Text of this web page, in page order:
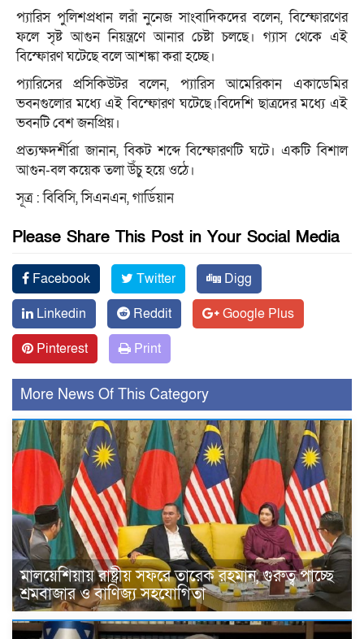
প্যারিস পুলিশপ্রধান লরাঁ নুনেজ সাংবাদিকদের বলেন, বিস্ফোরণের
ফলে সৃষ্ট আগুন নিয়ন্ত্রণে আনার চেষ্টা চলছে। গ্যাস থেকে এই
বিস্ফোরণ ঘটেছে বলে আশঙ্কা করা হচ্ছে।
প্যারিসের প্রসিকিউটর বলেন, প্যারিস আমেরিকান একাডেমির
ভবনগুলোর মধ্যে এই বিস্ফোরণ ঘটেছে।বিদেশি ছাত্রদের মধ্যে এই
ভবনটি বেশ জনপ্রিয়।
প্রত্যক্ষদর্শীরা জানান, বিকট শব্দে বিস্ফোরণটি ঘটে। একটি বিশাল
আগুন-বল কয়েক তলা উঁচু হয়ে ওঠে।
সূত্র : বিবিসি, সিএনএন, গার্ডিয়ান
Please Share This Post in Your Social Media
Facebook Twitter
Digg
Linkedin
Reddit
Google Plus
Pinterest
Print
More News Of This Category
মালয়েশিয়ায় রাষ্ট্রীয় সফরে তারেক রহমান, গুরুত্ব পাচ্ছে
শ্রমবাজার ও বাণিজ্য সহযোগিতা